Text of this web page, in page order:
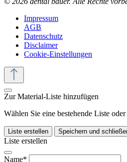
Impressum
AGB
Datenschutz
Disclaimer
Cookie-Einstellungen
Zur Material-Liste hinzufügen
Wählen Sie eine bestehende Liste
Liste erstellen Speichern und
Liste erstellen
Name*